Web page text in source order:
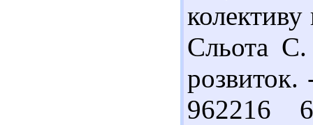
Сльота С.
962216